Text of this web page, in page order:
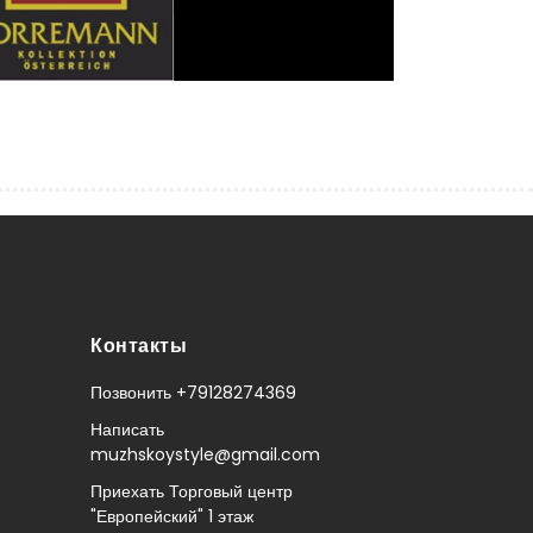
Контакты
Позвонить +79128274369
Написать
muzhskoystyle@gmail.com
Приехать Торговый центр
"Европейский" 1 этаж